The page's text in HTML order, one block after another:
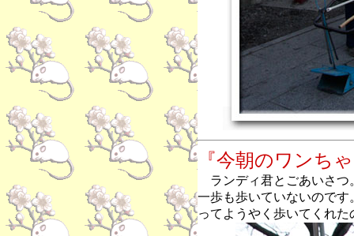
『今朝のワンち
ランディ君とごあいさつ
一歩も歩いていないので
ってようやく歩いてくれた